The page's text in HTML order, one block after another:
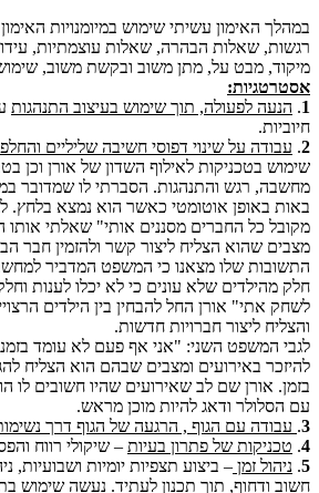
במהלך האימון עשיתי שימוש במיומנויות
רגשות, שאלות הבהרה, שאלות עוצמתיות,
מיקוד, מבט על, מתן משוב ובקשת משוב, שימוש
אסטרטגיות:
1
. הנעה לפעולה, תוך שימוש בעיצוב התנהגות
חיוביות.
2
. עבודה על שינוי דפוסי חשיבה שליליים
שימוש בטכניקות לאילוף השדון של אורן וכן
מחשבה, רגש והתנהגות. הסברתי לו שמדובר
באות באופן אוטומטי כאשר הוא נמצא בלחץ.
מקובל כל החברים מסננים אותי" שאלתי אותו
מצבים שהוא הצליח ליצור קשר ולהזמין חבר
התשובות שלו מצאנו כי המשפט המדביר
חלק מהילדים שלא עונים כי לא יכלו לענות
לשחק אתי" אורן החל להבחין בין הילדים
והצליח ליצור חברויות חדשות.
לגבי המשפט השני: "אני אף פעם לא עומד
להיזכר באירועים ומצבים שבהם הוא הצליח
בזמן. אורן שם לב שאירועים שהיו חשובים לו
עם הסלולר ודאג להיות מוכן מראש.
3
. עבודה עם הגוף , הרגעה של הגוף דרך
4
. טכניקות של פתרון בעיות – שיקולי רווח
5
. ניהול זמן – ביצוע תצפיות יומיות ושבועיות,
חשוב ודחוף, תוך תכנון לעתיד. נעשה שימוש